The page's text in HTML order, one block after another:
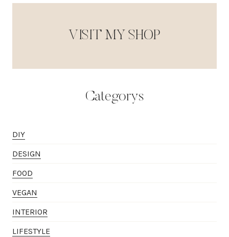
VISIT MY SHOP
Categorys
DIY
DESIGN
FOOD
VEGAN
INTERIOR
LIFESTYLE